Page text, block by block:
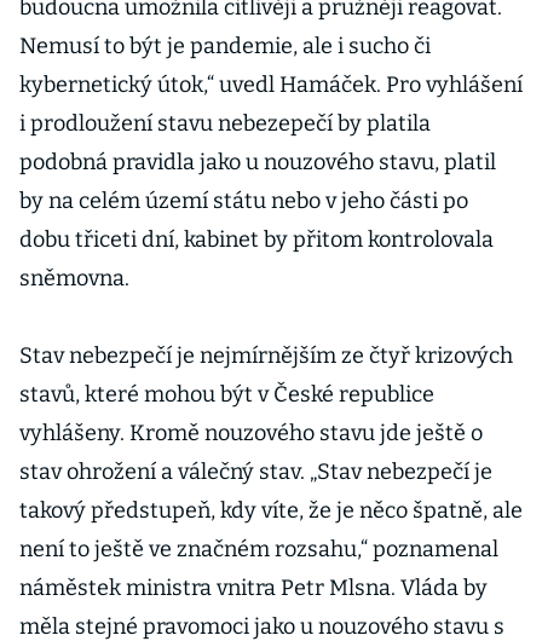
budoucna umožnila citlivěji a pružněji reagovat.
Nemusí to být je pandemie, ale i sucho či
kybernetický útok,“ uvedl Hamáček. Pro vyhlášení
i prodloužení stavu nebezepečí by platila
podobná pravidla jako u nouzového stavu, platil
by na celém území státu nebo v jeho části po
dobu třiceti dní, kabinet by přitom kontrolovala
sněmovna.
Stav nebezpečí je nejmírnějším ze čtyř krizových
stavů, které mohou být v České republice
vyhlášeny. Kromě nouzového stavu jde ještě o
stav ohrožení a válečný stav. „Stav nebezpečí je
takový předstupeň, kdy víte, že je něco špatně, ale
není to ještě ve značném rozsahu,“ poznamenal
náměstek ministra vnitra Petr Mlsna. Vláda by
měla stejné pravomoci jako u nouzového stavu s